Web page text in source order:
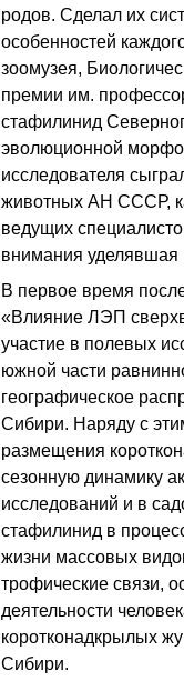
родов. Сделал их
особенностей
зоомузея,
премии им.
стафилинид
эволюционной
исследователя
животных АН СССР,
ведущих
внимания
В первое время
«Влияние ЛЭП
участие в полевых
южной части
географическое
Сибири. Наряду с
размещения
сезонную динамику
исследований и в
стафилинид в
жизни массовых
трофические связи,
деятельности
коротконадкрылых
Сибири.